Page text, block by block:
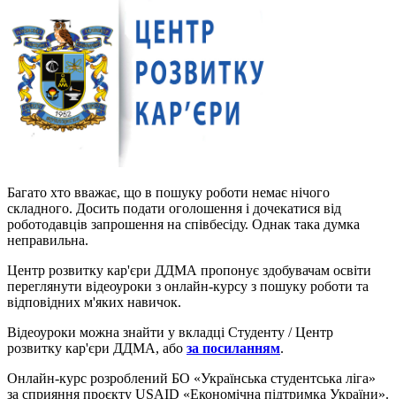
Багато хто вважає, що в пошуку роботи немає нічого
складного. Досить подати оголошення і дочекатися від
роботодавців запрошення на співбесіду. Однак така думка
неправильна.
Центр розвитку кар'єри ДДМА пропонує здобувачам освіти
переглянути відеоуроки з онлайн-курсу з пошуку роботи та
відповідних м'яких навичок.
Відеоуроки можна знайти у вкладці Студенту / Центр
розвитку кар'єри ДДМА, або за посиланням.
Онлайн-курс розроблений БО «Українська студентська ліга»
за сприяння проєкту USAID «Економічна підтримка України».